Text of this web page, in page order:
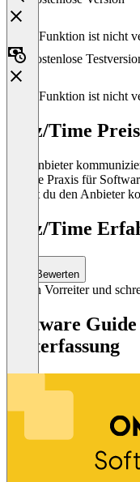
Diese Funktion ist nicht
Kostenlose
Diese Funktion ist nicht
Bizz/Time
Der Anbieter
übliche Praxis für
kannst du den Anbieter
Bizz/Time
Bewerten
Sei ein Vorreiter und
Software
Zeiterfassung